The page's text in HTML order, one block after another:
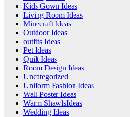
Kids Gown Ideas
Living Room Ideas
Minecraft Ideas
Outdoor Ideas
outfits Ideas
Pet Ideas
Quilt Ideas
Room Design Ideas
Uncategorized
Uniform Fashion Ideas
Wall Poster Ideas
Warm ShawlsIdeas
Wedding Ideas